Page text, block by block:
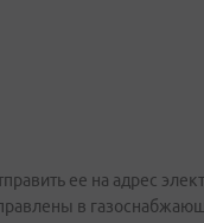
ее на адрес
в